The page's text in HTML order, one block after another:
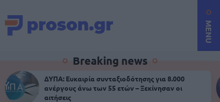
MENU
Breaking news
ΔΥΠΑ: Ευκαιρία συνταξιοδότησης για 8.000
ανέργους άνω των 55 ετών – Ξεκίνησαν οι
αιτήσεις